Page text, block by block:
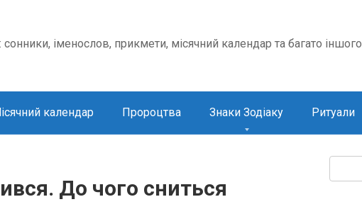
сонники, іменослов, прикмети, місячний календар та багато іншого
календар Пророцтва Знаки Зодіаку Ритуали
До чого сниться